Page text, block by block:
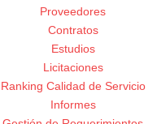
Proveedores
Contratos
Estudios
Licitaciones
Ranking Calidad de Servicio
Informes